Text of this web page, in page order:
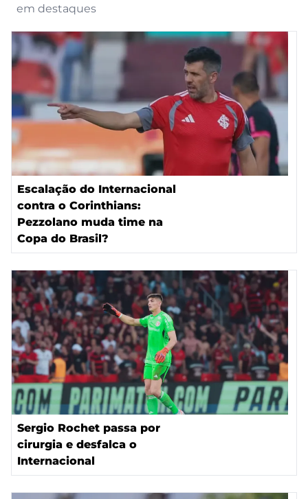
em destaques
Escalação do Internacional
contra o Corinthians:
Pezzolano muda time na
Copa do Brasil?
Sergio Rochet passa por
cirurgia e desfalca o
Internacional